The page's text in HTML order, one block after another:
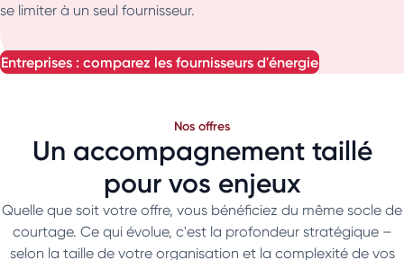
se limiter à un seul fournisseur.
entreprises : comparez les fournisseurs d'énergie
Nos offres
Un accompagnement taillé
pour vos enjeux
Quelle que soit votre offre, vous bénéficiez du même socle de
courtage. Ce qui évolue, c'est la profondeur stratégique –
selon la taille de votre organisation et la complexité de vos